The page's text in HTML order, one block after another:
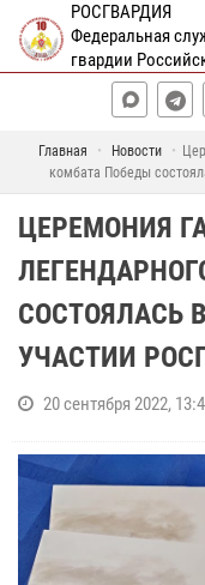
РОСГВАРДИЯ
Федеральная
гвардии
Главная Новости
комбата Победы
ЦЕРЕМОНИЯ
СОСТОЯЛАСЬ
УЧАСТИИ
20 сентября 2022,